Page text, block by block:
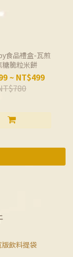
食品禮盒-瓦煎
糖脆粒米餅
~ NT$499